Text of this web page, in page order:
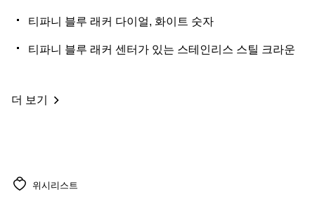
티파니 블루 래커 다이얼, 화이트 숫자
티파니 블루 래커 센터가 있는 스테인리스 스틸 크라운
더 보기
위시리스트